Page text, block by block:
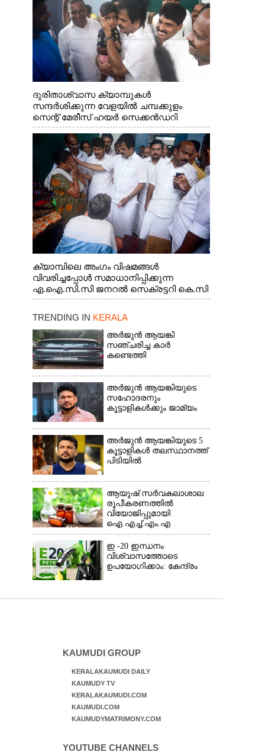
ദുരിതാശ്വാസ ക്യാമ്പുകൾ
സന്ദർശിക്കുന്ന വേളയിൽ ചമ്പക്കുളം
സെന്റ് മേരീസ് ഹയർ സെക്കൻഡറി
സ്കൂളിലെ ക്യാമ്പിലെത്തിയ എ.ഐ.സി.സി
ജനറൽ സെക്രട്ടറി കെ.സി
വേണുഗോപാൽ എം.പി കുരുന്നിനെ
എടുത്ത് ലാളിച്ചപ്പോൾ. സഹകരണ-
എക്സൈസ് വകുപ്പ് മന്ത്രി എം. ലിജു,
കൃഷിവകുപ്പ് മന്ത്രി ടി. സിദ്ദിഖ്, റെജി
ചെറിയാൻ എം. എൽ. എ എന്നിവർ സമീപം
ക്യാമ്പിലെ അംഗം വിഷമങ്ങൾ
വിവരിച്ചപ്പോൾ സമാധാനിപ്പിക്കുന്ന
എ.ഐ.സി.സി ജനറൽ സെക്രട്ടറി കെ.സി
വേണുഗോപാൽ എം.പി. സഹകരണ-
എന്നിവർ
TRENDING IN KERALA
അർജുൻ ആയങ്കി
സഞ്ചരിച്ച കാർ
കണ്ടെത്തി
അർജുൻ ആയങ്കിയുടെ
സഹോദരനും
കൂട്ടാളികൾക്കും ജാമ്യം
അർജുൻ ആയങ്കിയുടെ 5
കൂട്ടാളികൾ തലസ്ഥാനത്ത്
പിടിയിൽ
ആയുഷ് സർവകലാശാല
രൂപീകരണത്തിൽ
വിയോജിപ്പുമായി
ഐ.എച്ച്.എം.എ
ഇ -20 ഇന്ധനം
വിശ്വാസത്തോടെ
ഉപയോഗിക്കാം: കേന്ദ്രം
KAUMUDI GROUP
KERALAKAUMUDI DAILY
KAUMUDY TV
KERALAKAUMUDI.COM
KAUMUDI.COM
KAUMUDYMATRIMONY.COM
YOUTUBE CHANNELS